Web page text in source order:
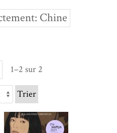
Chine
1–2 sur 2
Trier